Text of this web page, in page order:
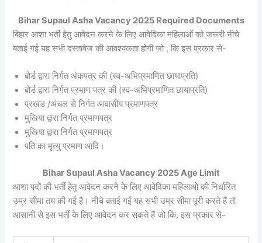
Bihar Supaul Asha Vacancy 2025 Required Documents
बिहार आशा भर्ती हेतु आवेदन करने के लिए आवेदिका महिलाओं को जरूरी नीचे
बताई गई यह सभी दस्तावेज की आवश्यकता होगी जो , कि इस प्रकार से-
बोर्ड द्वारा निर्गत अंकपत्र की (स्व-अभिप्रमाणित छायाप्रति)
बोर्ड द्वारा निर्गत प्रमाण पत्र की (स्व-अभिप्रमाणित छायाप्रति)
प्रखंड /अंचल से निर्गत आवासीय प्रमाणपत्र
मुखिया द्वारा निर्गत प्रमाणपत्र
मुखिया द्वारा निर्गत प्रमाणपत्र
पति का मृत्यु प्रमाण आदि।
Bihar Supaul Asha Vacancy 2025 Age Limit
आशा पदों की भर्ती हेतु आवेदन करने के लिए आवेदिका महिलाओं की निर्धारित
उम्र सीमा तय की गई है। नीचे बताई गई यह सभी उम्र सीमा पूरी करते हैं तो
आसानी से इस भर्ती के लिए आवेदन कर सकते हैं जो कि, इस प्रकार से-